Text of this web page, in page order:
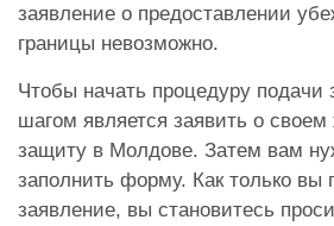
заявление о предоставлении
границы невозможно.
Чтобы начать процедуру подачи
шагом является заявить о
защиту в Молдове. Затем вам
заполнить форму. Как только вы
заявление, вы становитесь